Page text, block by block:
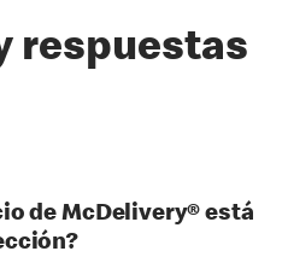
respuestas
de McDelivery® está